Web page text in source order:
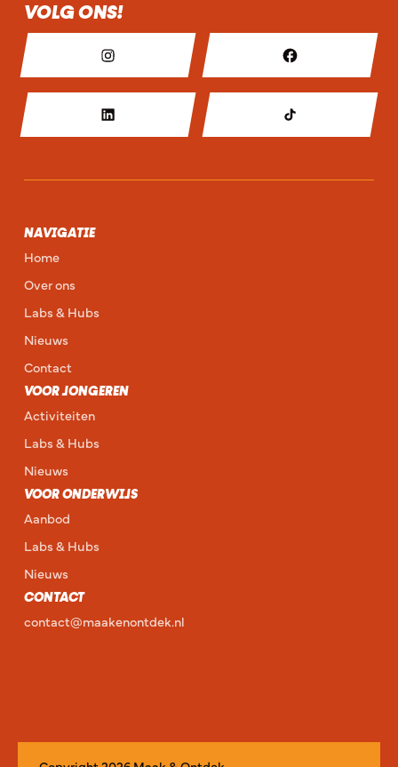
VOLG ONS!
NAVIGATIE
Home
Over ons
Labs & Hubs
Nieuws
Contact
VOOR JONGEREN
Activiteiten
Labs & Hubs
Nieuws
VOOR ONDERWIJS
Aanbod
Labs & Hubs
Nieuws
CONTACT
contact@maakenontdek.nl